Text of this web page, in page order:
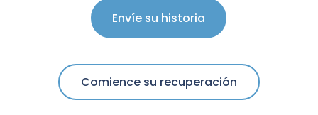
Envíe su historia
Comience su recuperación